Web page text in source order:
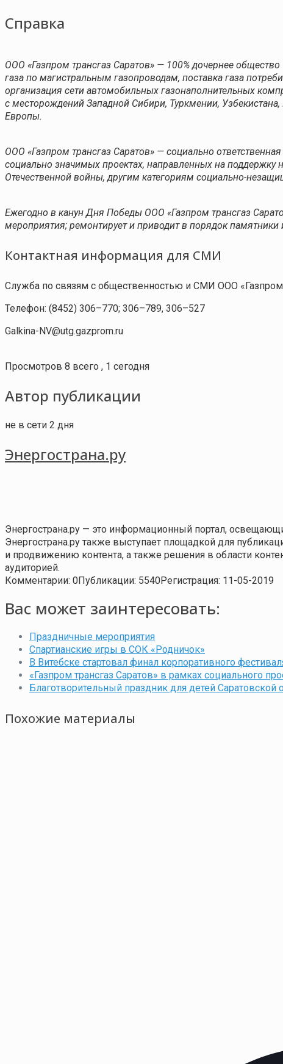
Справка
ООО «Газпром трансгаз Саратов» — 100% дочернее
газа по магистральным газопроводам, поставка газа
организация сети автомобильных газонаполнительных
с месторождений Западной Сибири, Туркмении,
Европы.
ООО «Газпром трансгаз Саратов» — социально
социально значимых проектах, направленных на
Отечественной войны, другим категориям социально-
Ежегодно в канун Дня Победы ООО «Газпром трансгаз
мероприятия; ремонтирует и приводит в порядок
Контактная информация для СМИ
Служба по связям с общественностью и СМИ ООО «Газпром
Телефон: (8452) 306–770; 306–789, 306–527
Galkina-NV@utg.gazprom.ru
Просмотров 8 всего , 1 сегодня
Автор публикации
не в сети 2 дня
Энергострана.ру
Энергострана.ру — это информационный портал,
Энергострана.ру также выступает площадкой для
и продвижению контента, а также решения в области
аудиторией.
Комментарии: 0Публикации: 5540Регистрация: 11-05-2019
Вас может заинтересовать:
Праздничные мероприятия
Спартианские игры в СОК «Родничок»
В Витебске стартовал финал корпоративного
«Газпром трансгаз Саратов» в рамках социального
Благотворительный праздник для детей Саратовской
Похожие материалы